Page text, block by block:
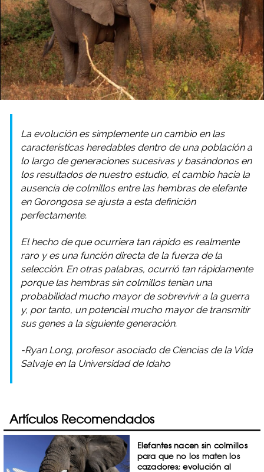
La evolución es simplemente un cambio en las
características heredables dentro de una población a
lo largo de generaciones sucesivas y basándonos en
los resultados de nuestro estudio, el cambio hacia la
ausencia de colmillos entre las hembras de elefante
en Gorongosa se ajusta a esta definición
perfectamente.
El hecho de que ocurriera tan rápido es realmente
raro y es una función directa de la fuerza de la
selección. En otras palabras, ocurrió tan rápidamente
porque las hembras sin colmillos tenían una
probabilidad mucho mayor de sobrevivir a la guerra
y, por tanto, un potencial mucho mayor de transmitir
sus genes a la siguiente generación.
-Ryan Long, profesor asociado de Ciencias de la Vida
Salvaje en la Universidad de Idaho
Artículos Recomendados
Elefantes nacen sin colmillos
para que no los maten los
cazadores; evolución al